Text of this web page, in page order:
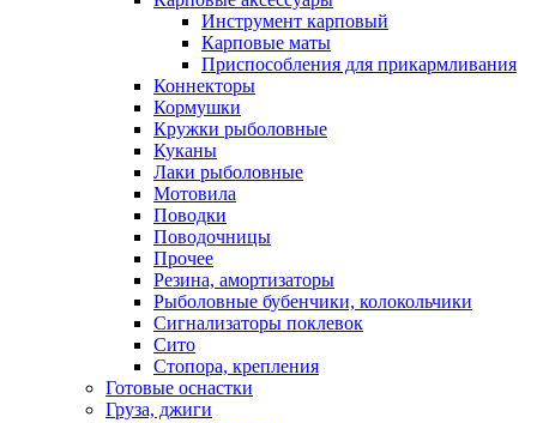
Инструмент карповый
Карповые маты
Приспособления для прикармливания
Коннекторы
Кормушки
Кружки рыболовные
Куканы
Лаки рыболовные
Мотовила
Поводки
Поводочницы
Прочее
Резина, амортизаторы
Рыболовные бубенчики, колокольчики
Сигнализаторы поклевок
Сито
Стопора, крепления
Готовые оснастки
Груза, джиги